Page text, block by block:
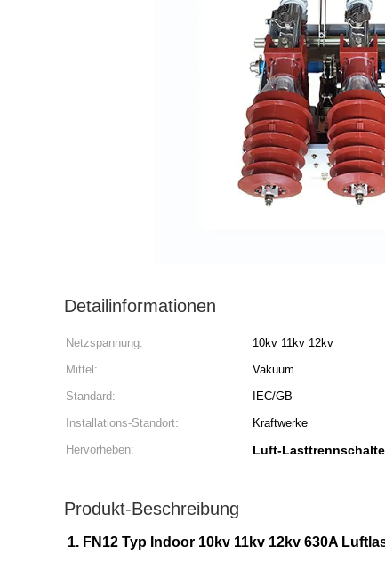
Detailinformationen
Netzspannung: 10kv 11kv 12kv
Mittel:
Vakuum
Standard:
IEC/GB
Installations-Standort:
Kraftwerke
Hervorheben:
Luft-
Produkt-Beschreibung
1. FN12 Typ Indoor 10kv 11kv 12kv 630A